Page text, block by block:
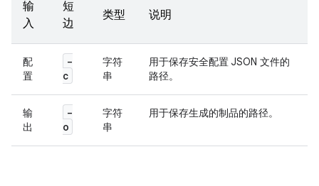
输
入
短
边
类型 说明
配
置
-
c
字符
串
用于保存安全配置 JSON 文件的
路径。
输
出
-
o
字符
串
用于保存生成的制品的路径。